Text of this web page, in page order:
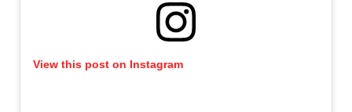
View this post on Instagram